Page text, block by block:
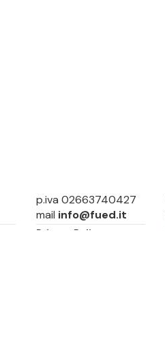
p.iva 02663740427
mail info@fued.it
Privacy Policy